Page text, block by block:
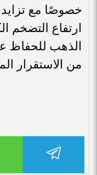
خصوصًا مع تزايد
ارتفاع التضخم
الذهب للحفاظ
من الاستقرار